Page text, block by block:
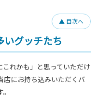
▲ 目次へ
いグッチたち
れかも」と思っていただけ
店にお持ち込みいただくバ